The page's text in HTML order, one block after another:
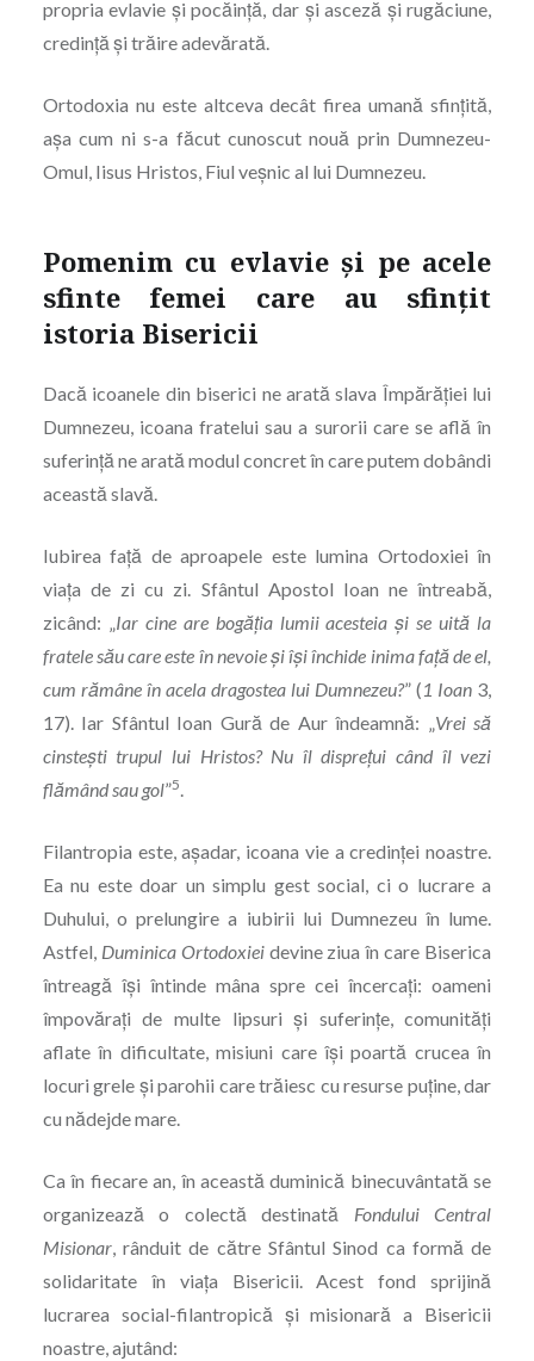
propria ­evlavie și pocăință, dar și asceză și rugăciune,
credință și trăire adevărată.
Ortodoxia nu este altceva decât firea umană sfințită,
așa cum ni s-a făcut cunoscut nouă prin Dumnezeu-
Omul, Iisus Hristos, Fiul veșnic al lui Dumnezeu.
Pomenim cu evlavie și pe acele
sfinte femei care au sfințit
istoria Bisericii
Dacă icoanele din biserici ne arată slava Împărăției lui
Dumnezeu, icoana fratelui sau a surorii care se află în
suferință ne arată modul concret în care putem ­dobândi
această slavă.
Iubirea față de aproapele este lumina Ortodoxiei în
viața de zi cu zi. Sfântul Apostol Ioan ne întreabă,
zicând: „Iar cine are bogăția lumii acesteia și se uită la
fratele său care este în nevoie și își închide inima față de el,
cum rămâne în acela dragostea lui Dumnezeu?” (1 Ioan 3,
17). Iar Sfântul Ioan Gură de Aur îndeamnă: „Vrei să
cinstești trupul lui Hristos? Nu îl disprețui când îl vezi
flămând sau gol”5.
Filantropia este, așadar, icoana vie a credinței noastre.
Ea nu este doar un simplu gest social, ci o lucrare a
Duhului, o prelungire a iubirii lui Dumnezeu în lume.
Astfel, Duminica Ortodoxiei devine ziua în care Biserica
întreagă își întinde mâna spre cei încercați: oameni
împovărați de multe lipsuri și suferințe, comunități
aflate în dificultate, misiuni care își poartă crucea în
locuri grele și parohii care trăiesc cu resurse puține, dar
cu nădejde mare.
Ca în fiecare an, în această duminică binecuvântată se
organizează o colectă destinată Fondului Central
Misionar, rânduit de către Sfântul Sinod ca formă de
solidaritate în viața Bisericii. Acest fond sprijină
lucrarea social-filantropică și misionară a Bisericii
noastre, ajutând: